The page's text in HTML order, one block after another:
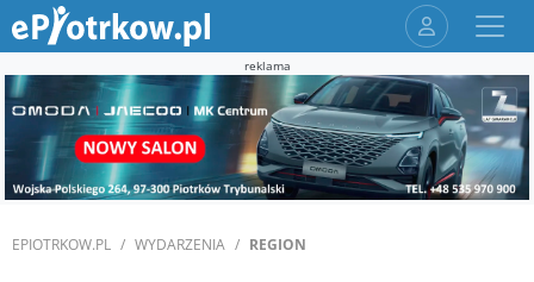
reklama
EPIOTRKOW.PL WYDARZENIA REGION